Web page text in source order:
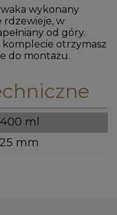
wykonany
rdzewieje, w
od góry.
komplecie otrzymasz
do montażu.
400 ml
25 mm